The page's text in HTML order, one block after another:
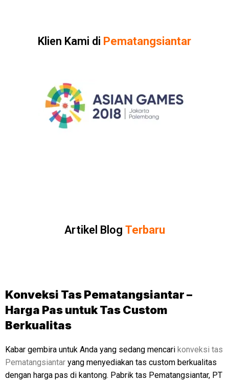
Klien Kami di Pematangsiantar
Artikel Blog Terbaru
Konveksi Tas Pematangsiantar –
Harga Pas untuk Tas Custom
Berkualitas
Kabar gembira untuk Anda yang sedang mencari konveksi tas
Pematangsiantar yang menyediakan tas custom berkualitas
dengan harga pas di kantong. Pabrik tas Pematangsiantar, PT